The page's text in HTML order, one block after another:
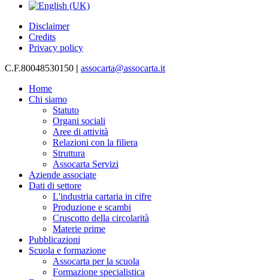
Disclaimer
Credits
Privacy policy
C.F.80048530150 | assocarta@assocarta.it
Home
Chi siamo
Statuto
Organi sociali
Aree di attività
Relazioni con la filiera
Struttura
Assocarta Servizi
Aziende associate
Dati di settore
L'industria cartaria in cifre
Produzione e scambi
Cruscotto della circolarità
Materie prime
Pubblicazioni
Scuola e formazione
Assocarta per la scuola
Formazione specialistica